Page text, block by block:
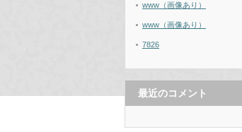
www（画像あり）
www（画像あり）
7826
最近のコメント